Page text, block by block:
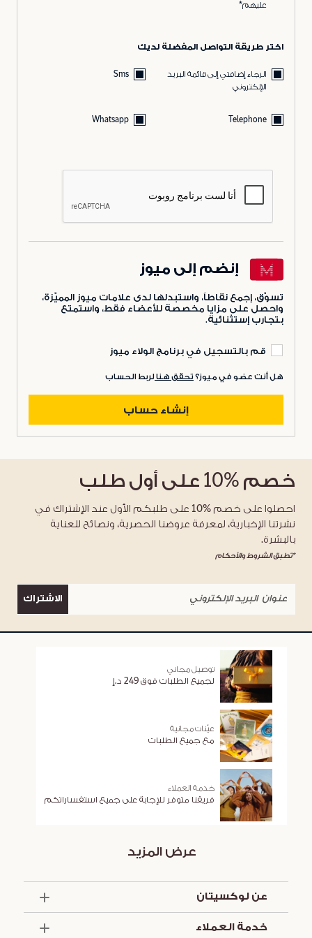
عليهم*
اختر طريقة التواصل المفضلة لديك
الرجاء إضافتي إلى قائمة البريد
الإلكتروني
Sms
Telephone
Whatsapp
إنضم إلى ميوز
تسوّق، إجمع نقاطاً، واستبدلها لدى علامات ميوز المميّزة،
واحصل على مزايا مخصصة للأعضاء فقط، واستمتع
بتجارب إستثنائية.
قم بالتسجيل في برنامج الولاء ميوز
هل أنت عضو في ميوز؟ تحقق هنا لربط الحساب
إنشاء حساب
خصم %10 على أول طلب
احصلوا على خصم %10 على طلبكم الأول عند الإشتراك في
نشرتنا الإخبارية، لمعرفة عروضنا الحصرية، ونصائح للعناية
بالبشرة.
*تطبق الشروط والأحكام
الاشتراك
توصيل مجاني
لجميع الطلبات فوق 249 د.إ
عيّنات مجانية
مع جميع الطلبات
خدمة العملاء
فريقنا متوفر للإجابة على جميع استفساراتكم
عرض المزيد
عن لوكسيتان
خدمة العملاء